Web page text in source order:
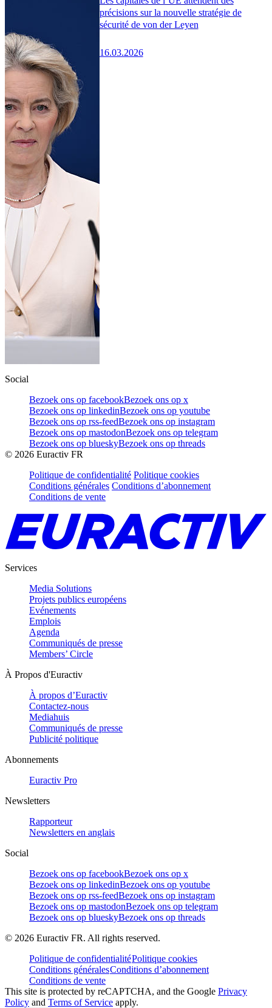
précisions sur la nouvelle stratégie de
sécurité de von der Leyen
16.03.2026
Social
Bezoek ons op facebookBezoek ons op x
Bezoek ons op linkedinBezoek ons op youtube
Bezoek ons op rss-feedBezoek ons op instagram
Bezoek ons op mastodonBezoek ons op telegram
Bezoek ons op blueskyBezoek ons op threads
© 2026 Euractiv FR
Politique de confidentialité Politique cookies
Conditions générales Conditions d’abonnement
Conditions de vente
Services
Media Solutions
Projets publics européens
Evénements
Emplois
Agenda
Communiqués de presse
Members’ Circle
À Propos d'Euractiv
À propos d’Euractiv
Contactez-nous
Mediahuis
Communiqués de presse
Publicité politique
Abonnements
Euractiv Pro
Newsletters
Rapporteur
Newsletters en anglais
Social
Bezoek ons op facebookBezoek ons op x
Bezoek ons op linkedinBezoek ons op youtube
Bezoek ons op rss-feedBezoek ons op instagram
Bezoek ons op mastodonBezoek ons op telegram
Bezoek ons op blueskyBezoek ons op threads
© 2026 Euractiv FR. All rights reserved.
Politique de confidentialitéPolitique cookies
Conditions généralesConditions d’abonnement
Conditions de vente
This site is protected by reCAPTCHA, and the Google Privacy
Policy and Terms of Service apply.